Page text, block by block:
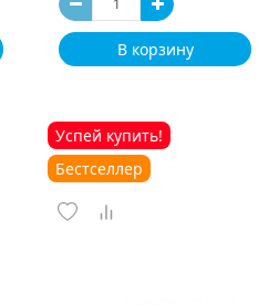
В корзину
Успей купить!
Бестселлер